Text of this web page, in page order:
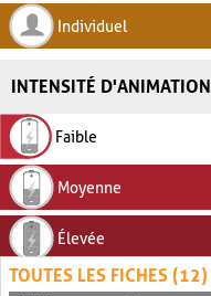
Individuel
INTENSITÉ D'ANIMATION
Faible
Moyenne
Élevée
TOUTES LES FICHES (12)